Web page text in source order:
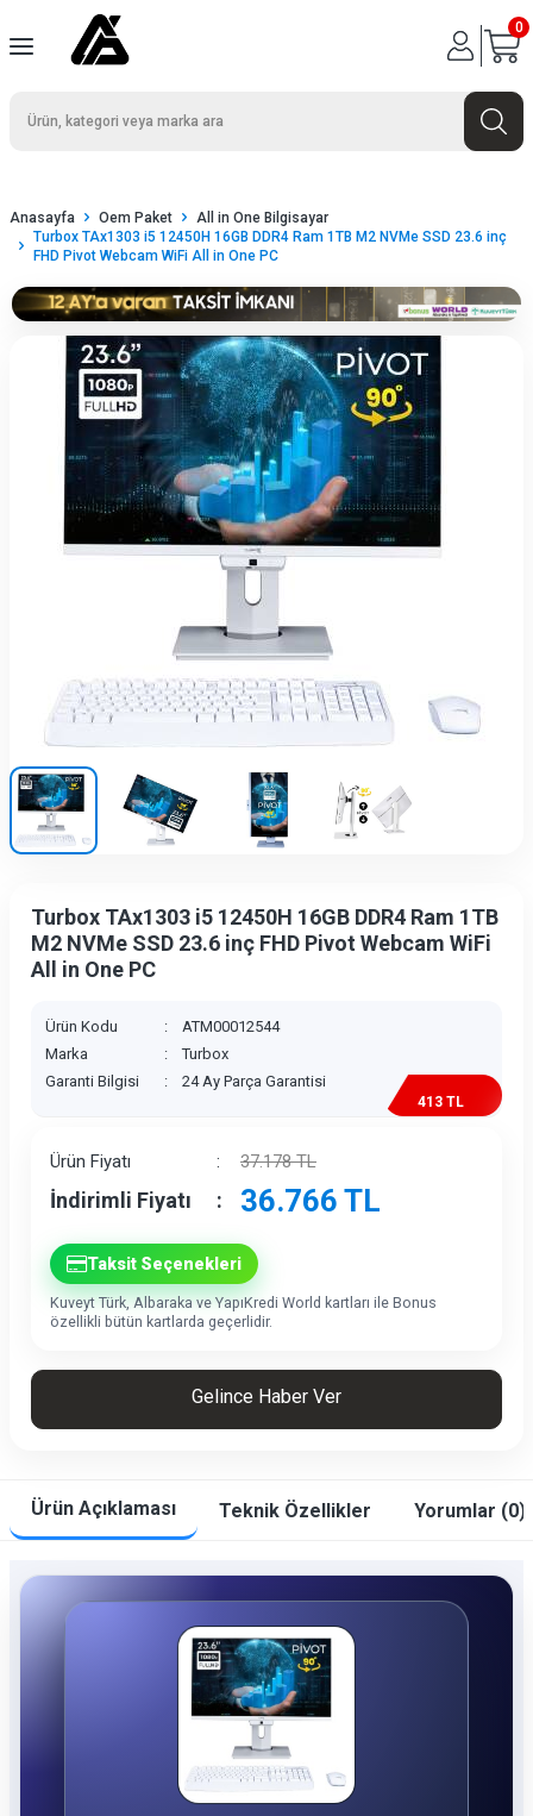
0
Anasayfa Oem Paket
All in One Bilgisayar
Turbox TAx1303 i5 12450H 16GB DDR4 Ram 1TB M2 NVMe SSD 23.6 inç
FHD Pivot Webcam WiFi All in One PC
Turbox TAx1303 i5 12450H 16GB DDR4 Ram 1TB
M2 NVMe SSD 23.6 inç FHD Pivot Webcam WiFi
All in One PC
Ürün Kodu :
ATM00012544
Marka
:
Turbox
Garanti Bilgisi
: 24 Ay Parça Garantisi
413 TL
Ürün Fiyatı : 37.178TL
İndirimli Fiyatı : 36.766 TL
Taksit Seçenekleri
Kuveyt Türk, Albaraka ve YapıKredi World kartları ile Bonus
özellikli bütün kartlarda geçerlidir.
Gelince Haber Ver
Ürün Açıklaması Teknik Özellikler Yorumlar (0)